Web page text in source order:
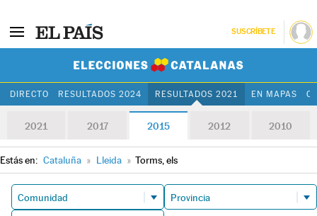
SUSCRÍBETE
DIRECTO RESULTADOS 2024 RESULTADOS 2021 EN MAPAS
2021 2017 2015 2012 2010
Estás en: Cataluña » Lleida » Torms, els